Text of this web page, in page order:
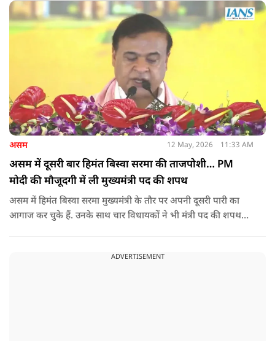
असम 12 May, 2026 11:33 AM
असम में दूसरी बार हिमंत बिस्वा सरमा की ताजपोशी… PM
मोदी की मौजूदगी में ली मुख्यमंत्री पद की शपथ
असम में हिमंत बिस्वा सरमा मुख्यमंत्री के तौर पर अपनी दूसरी पारी का
आगाज कर चुके हैं. उनके साथ चार विधायकों ने भी मंत्री पद की शपथ
ADVERTISEMENT